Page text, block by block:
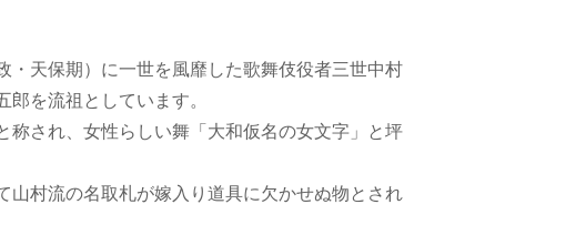
・天保期）に一世を風靡した歌舞伎役者三世中村
を流祖としています。
称され、女性らしい舞「大和仮名の女文字」と坪
山村流の名取札が嫁入り道具に欠かせぬ物とされ